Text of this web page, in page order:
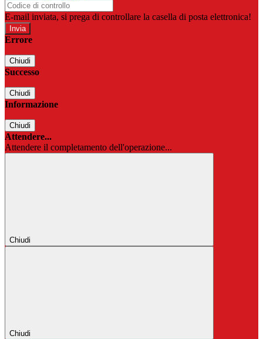
E-mail inviata, si prega di controllare la casella di posta elettronica!
Errore
Chiudi
Successo
Chiudi
Informazione
Chiudi
Attendere...
Attendere il completamento dell'operazione...
Chiudi
Chiudi